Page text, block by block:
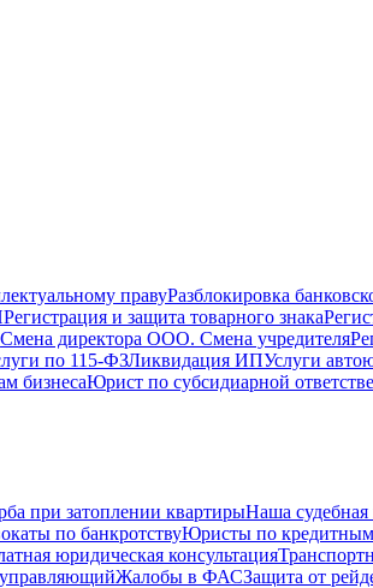
правуРазблокировка
Регистрация и защита товарного знака
Смена директора ООО. Смена учредителя
по 115-ФЗЛиквидация ИПУслуги
бизнесаЮрист по субсидиарной
при затоплении квартирыНаша судебная
по банкротствуЮристы по
юридическая консультация
Жалобы в ФАСЗащита от